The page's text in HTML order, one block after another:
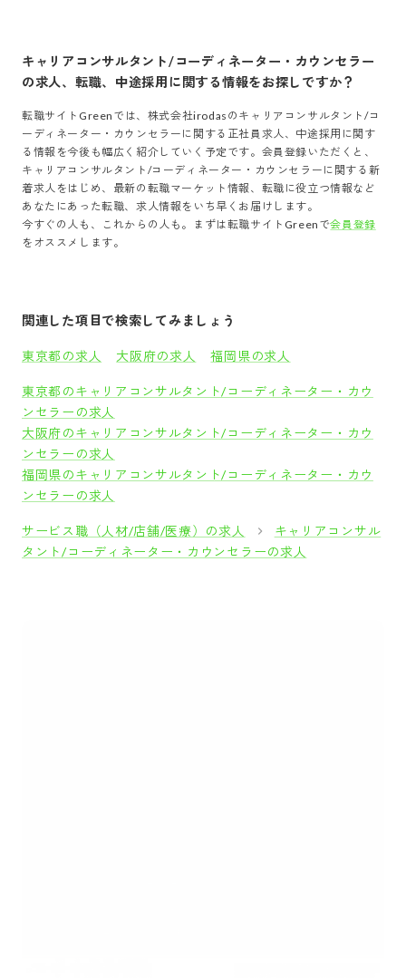
キャリアコンサルタント/コーディネーター・カウンセラー
の求人、転職、中途採用に関する情報をお探しですか？
転職サイトGreenでは、 株式会社irodas の キャリアコンサルタント/コ
ーディネーター・カウンセラー に関する正社員求人、中途採用に関す
る情報を今後も幅広く紹介していく予定です。会員登録いただくと、
キャリアコンサルタント/コーディネーター・カウンセラー に関する新
着求人をはじめ、最新の転職マーケット情報、転職に役立つ情報など
あなたにあった転職、求人情報をいち早くお届けします。
今すぐの人も、これからの人も。まずは転職サイトGreenで会員登録
をオススメします。
関連した項目で検索してみましょう
東京都の求人 大阪府の求人 福岡県の求人
東京都のキャリアコンサルタント/コーディネーター・カウ
ンセラーの求人
大阪府のキャリアコンサルタント/コーディネーター・カウ
ンセラーの求人
福岡県のキャリアコンサルタント/コーディネーター・カウ
ンセラーの求人
サービス職（人材/店舗/医療）の求人
キャリアコンサル
タント/コーディネーター・カウンセラーの求人